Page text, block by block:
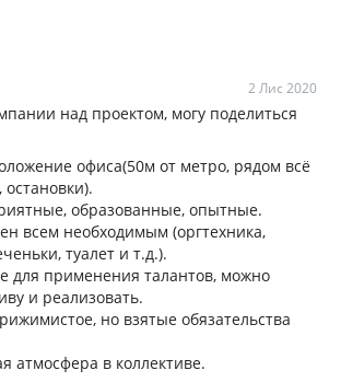
2 Лис 2020
над проектом, могу поделиться
офиса(50м от метро, рядом всё
образованные, опытные.
всем необходимым (оргтехника,
туалет и т.д.).
для применения талантов, можно
и реализовать.
но взятые обязательства
атмосфера в коллективе.